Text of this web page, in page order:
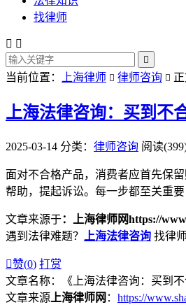
找律师
 

当前位置： 上海律师  律师咨询 
上海法律咨询：买到不
2025-03-14 分类： 律师咨询 阅读
面对不合格产品，消费者应首先保
帮助，提起诉讼。每一步都至关重
文章来源于：上海律师网https://
遇到法律难题？
上海法律咨询 找律
赞(0) 打赏
文章名称：《上海法律咨询：买到不
文章来源 上海律师网 ： https://